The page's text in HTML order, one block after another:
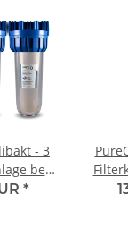
- 3
bei
Keime
*